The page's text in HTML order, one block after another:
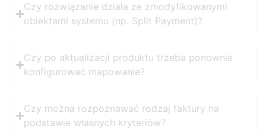
Czy rozwiązanie działa ze zmodyfikowanymi
obiektami systemu (np. Split Payment)?
Czy po aktualizacji produktu trzeba ponownie
konfigurować mapowanie?
Czy można rozpoznawać rodzaj faktury na
podstawie własnych kryteriów?